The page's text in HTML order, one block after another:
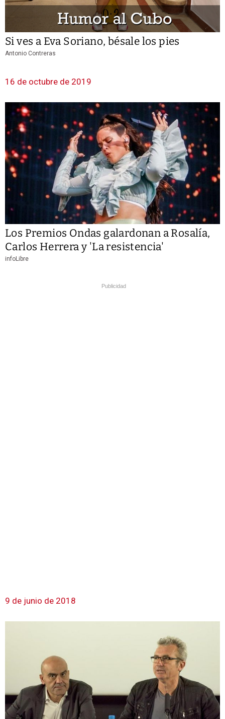
Si ves a Eva Soriano, bésale los pies
Antonio Contreras
16 de octubre de 2019
Los Premios Ondas galardonan a Rosalía,
Carlos Herrera y 'La resistencia'
infoLibre
Publicidad
9 de junio de 2018